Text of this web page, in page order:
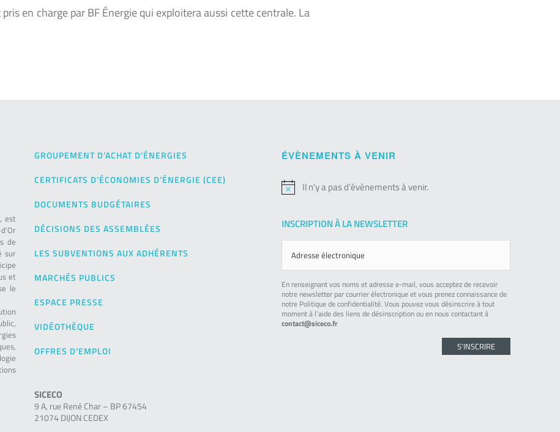
en charge par BF Énergie qui exploitera aussi cette centrale. La
est
de
sur
et
le
GROUPEMENT D’ACHAT D’ÉNERGIES
CERTIFICATS D’ÉCONOMIES D’ÉNERGIE (CEE)
DOCUMENTS BUDGÉTAIRES
DÉCISIONS DES ASSEMBLÉES
LES SUBVENTIONS AUX ADHÉRENTS
MARCHÉS PUBLICS
ESPACE PRESSE
VIDÉOTHÈQUE
OFFRES D’EMPLOI
SICECO
9 A, rue René Char – BP 67454
21074 DIJON CEDEX
ÉVÈNEMENTS À VENIR
Notice
Il n’y a pas d’évènements à venir.
INSCRIPTION À LA NEWSLETTER
En renseignant vos noms et adresse e-mail, vous acceptez de recevoir
notre newsletter par courrier électronique et vous prenez connaissance de
notre Politique de confidentialité. Vous pouvez vous désinscrire à tout
moment à l’aide des liens de désinscription ou en nous contactant à
contact@siceco.fr